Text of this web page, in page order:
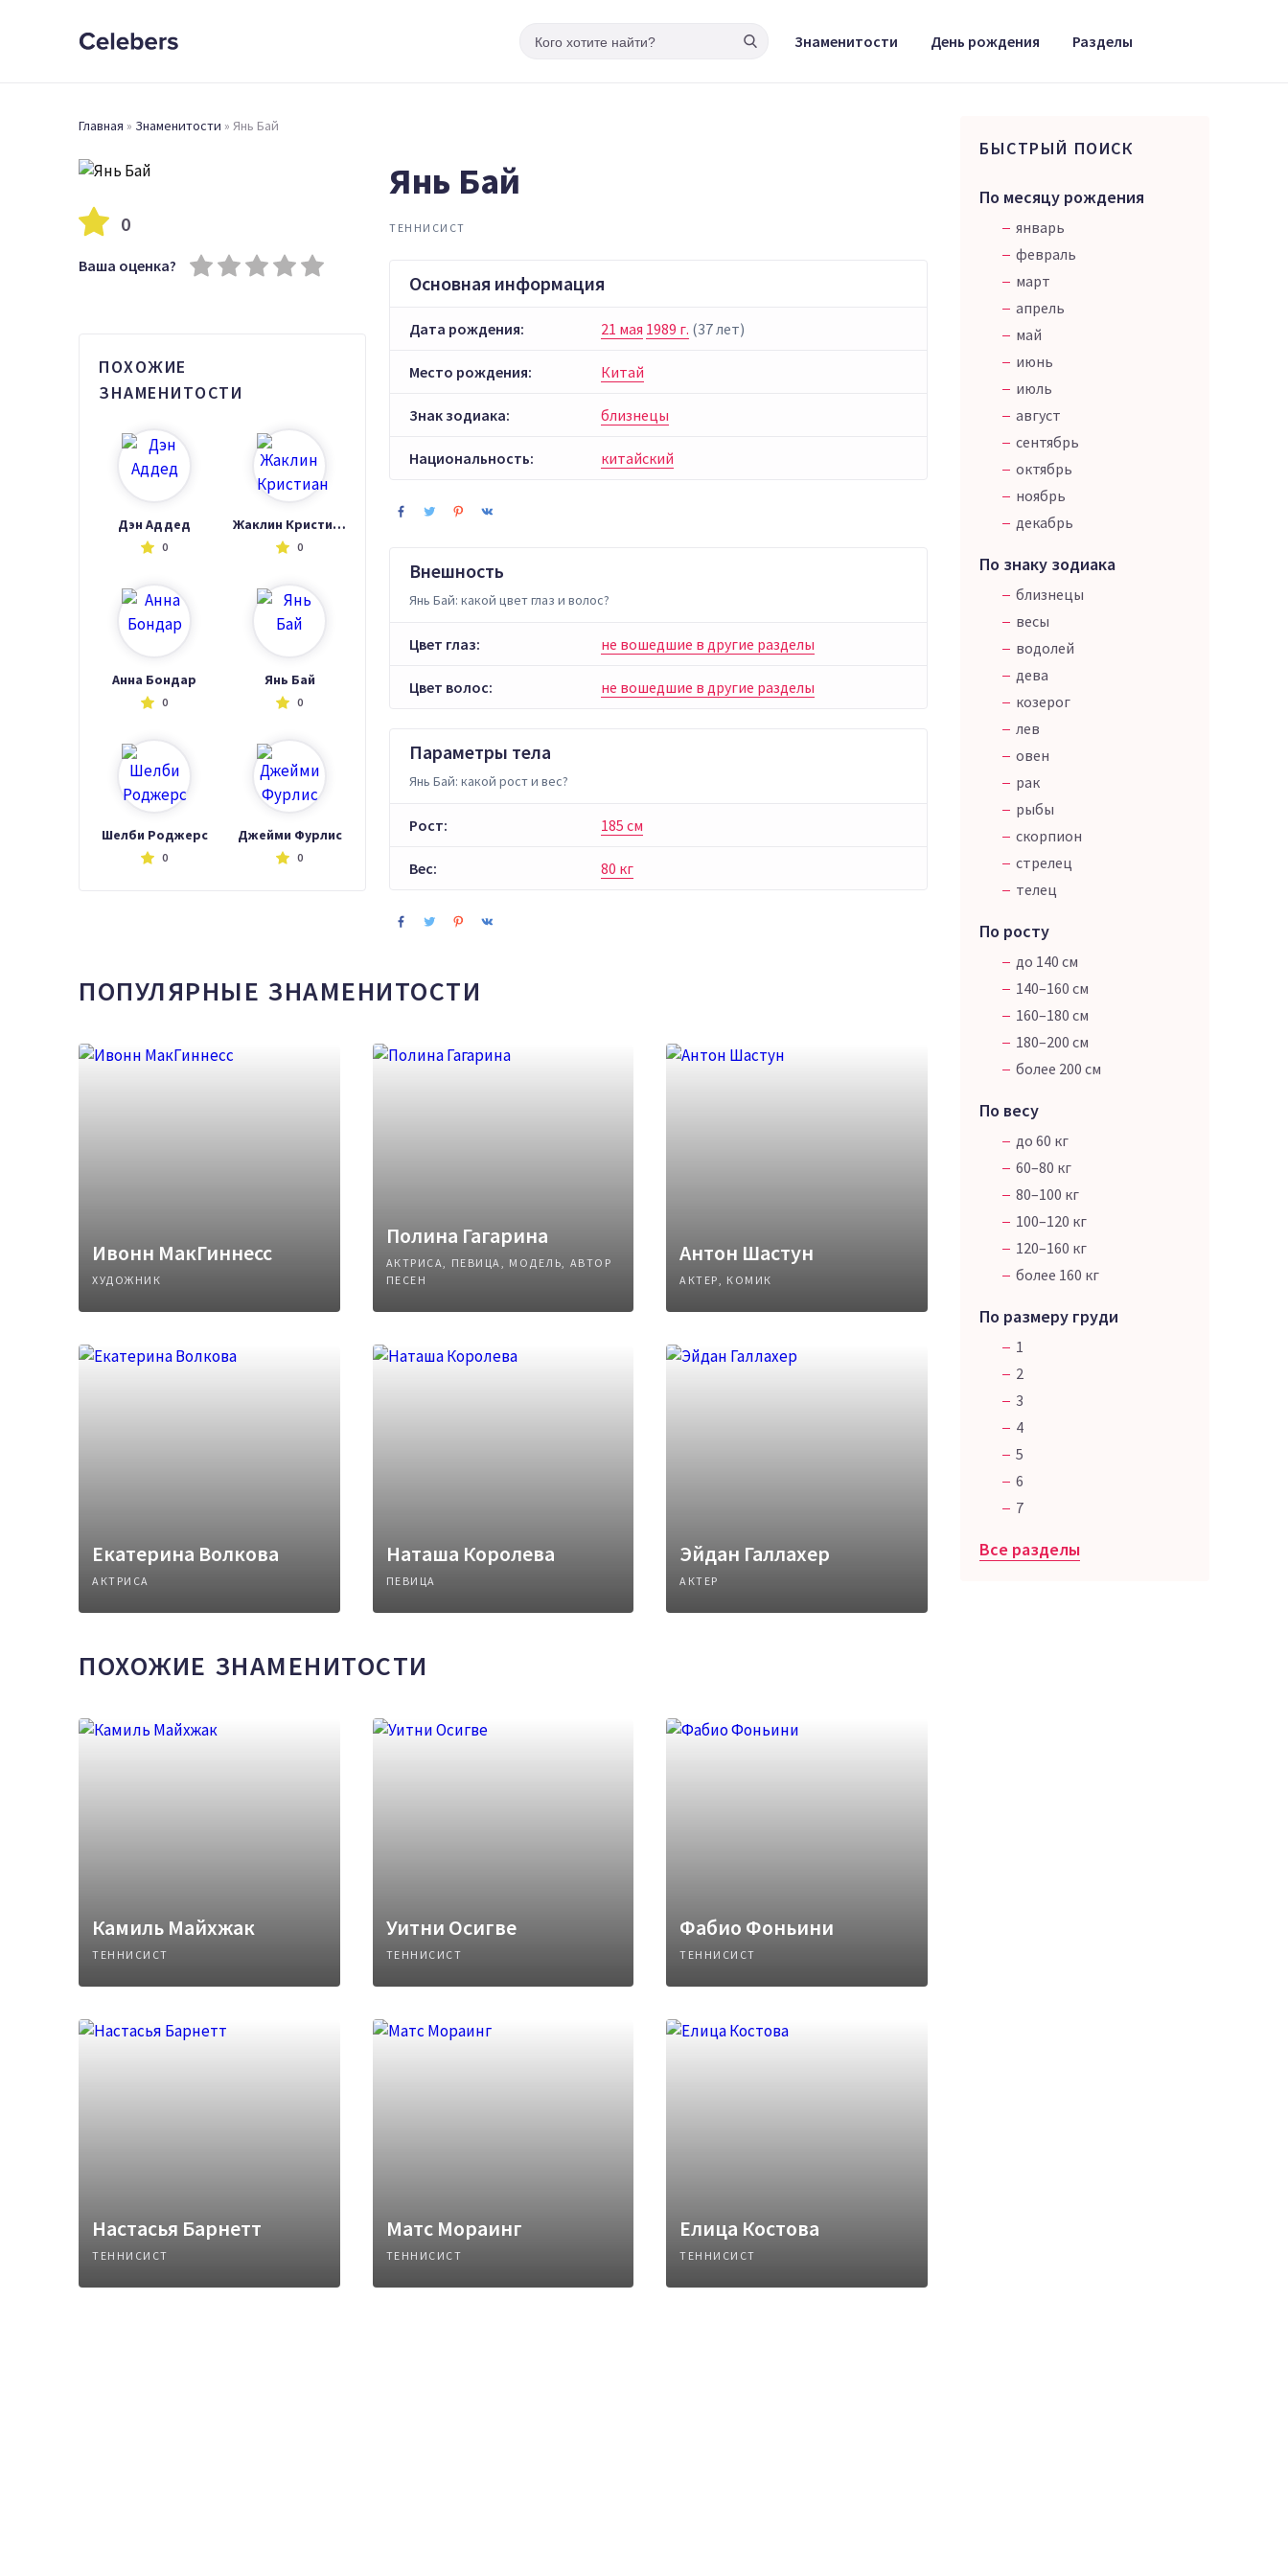
Знаменитости День рождения Разделы
Главная » Знаменитости » Янь Бай
0
Ваша оценка?
ПОХОЖИЕ
ЗНАМЕНИТОСТИ
Дэн Аддед
0
Жаклин Кристиан
0
Анна Бондар
0
Янь Бай
0
Шелби Роджерс
0
Джейми Фурлис
0
Янь Бай
ТЕННИСИСТ
Основная информация
Дата рождения: 21 мая 1989 г. (37 лет)
Место рождения: Китай
Знак зодиака: близнецы
Национальность: китайский
Внешность
Янь Бай: какой цвет глаз и волос?
Цвет глаз: не вошедшие в другие разделы
Цвет волос: не вошедшие в другие разделы
Параметры тела
Янь Бай: какой рост и вес?
Рост: 185 см
Вес: 80 кг
ПОПУЛЯРНЫЕ ЗНАМЕНИТОСТИ
Ивонн МакГиннесс
ХУДОЖНИК
Полина Гагарина
АКТРИСА, ПЕВИЦА, МОДЕЛЬ, АВТОР
ПЕСЕН
Антон Шастун
АКТЕР, КОМИК
Екатерина Волкова
АКТРИСА
Наташа Королева
ПЕВИЦА
Эйдан Галлахер
АКТЕР
ПОХОЖИЕ ЗНАМЕНИТОСТИ
Камиль Майхжак
ТЕННИСИСТ
Уитни Осигве
ТЕННИСИСТ
Фабио Фоньини
ТЕННИСИСТ
Настасья Барнетт
ТЕННИСИСТ
Матс Мораинг
ТЕННИСИСТ
Елица Костова
ТЕННИСИСТ
БЫСТРЫЙ ПОИСК
По месяцу рождения
январь
февраль
март
апрель
май
июнь
июль
август
сентябрь
октябрь
ноябрь
декабрь
По знаку зодиака
близнецы
весы
водолей
дева
козерог
лев
овен
рак
рыбы
скорпион
стрелец
телец
По росту
до 140 см
140–160 см
160–180 см
180–200 см
более 200 см
По весу
до 60 кг
60–80 кг
80–100 кг
100–120 кг
120–160 кг
более 160 кг
По размеру груди
1
2
3
4
5
6
7
Все разделы